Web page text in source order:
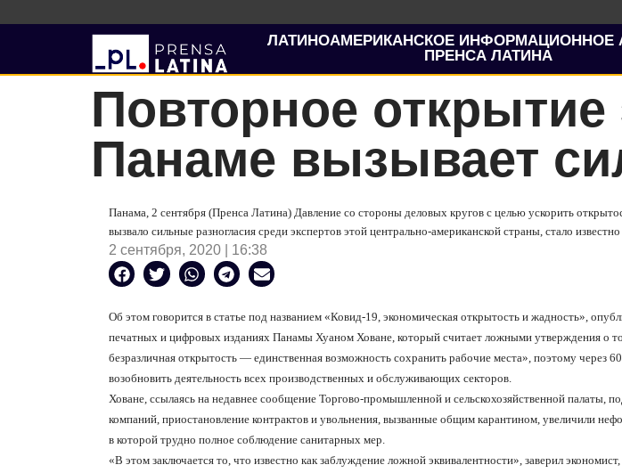
ЛАТИНОАМЕРИКАНСКОЕ ИНФОРМАЦИОННОЕ
ПРЕНСА ЛАТИНА
Повторное
Панаме вызывает
Панама, 2 сентября (Пренса Латина) Давление со стороны деловых кругов с целью ускорить
вызвало сильные разногласия среди экспертов этой центрально-американской страны, стало
2 сентября, 2020 | 16:38
Об этом говорится в статье под названием «Ковид-19, экономическая открытость и жадность»,
печатных и цифровых изданиях Панамы Хуаном Ховане, который считает ложными утверждения о
безразличная открытость — единственная возможность сохранить рабочие места», поэтому через
возобновить деятельность всех производственных и обслуживающих секторов.
Ховане, ссылаясь на недавнее сообщение Торгово-промышленной и сельскохозяйственной палаты,
компаний, приостановление контрактов и увольнения, вызванные общим карантином, увеличили
в которой трудно полное соблюдение санитарных мер.
«В этом заключается то, что известно как заблуждение ложной эквивалентности», заверил